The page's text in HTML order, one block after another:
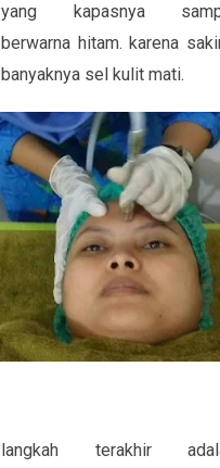
yang kapasnya
berwarna hitam. karena
banyaknya sel kulit mati.
langkah terakhir